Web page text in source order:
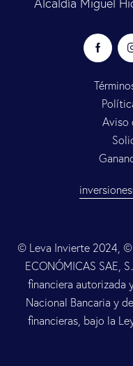
Alcaldía Miguel
Aviso
© Leva Invierte 2024, ©
ECONÓMICAS SAE,
financiera autorizada
Nacional Bancaria y
financieras, bajo la